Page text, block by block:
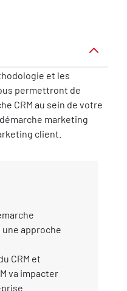
et les
permettront de
CRM au sein de votre
marketing
client.
approche
CRM et
va impacter